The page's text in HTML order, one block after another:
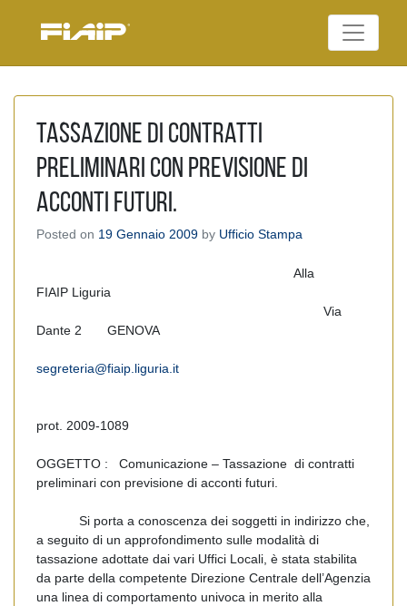
Federazione Italiana
Tassazione di contratti
preliminari con previsione di
acconti futuri.
Posted on 19 Gennaio 2009 by Ufficio Stampa
Alla
FIAIP Liguria
Via
Dante 2 GENOVA
segreteria@fiaip.liguria.it
prot. 2009-1089
OGGETTO : Comunicazione – Tassazione di contratti
preliminari con previsione di acconti futuri.
Si porta a conoscenza dei soggetti in indirizzo che,
a seguito di un approfondimento sulle modalità di
tassazione adottate dai vari Uffici Locali, è stata stabilita
da parte della competente Direzione Centrale dell’Agenzia
una linea di comportamento univoca in merito alla